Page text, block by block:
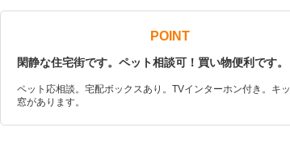
POINT
閑静な住宅街です。ペット相談可！買い物便利です。
ペット応相談。宅配ボックスあり。TVインターホン付き。キ
窓があります。